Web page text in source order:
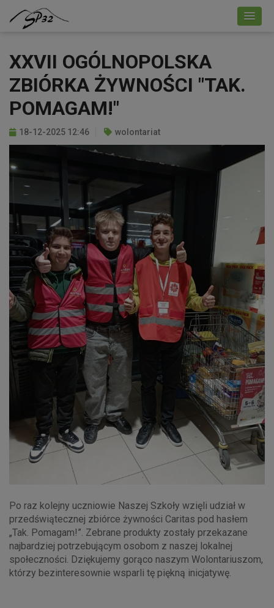
XXVII OGÓLNOPOLSKA
ZBIÓRKA ŻYWNOŚCI "TAK.
POMAGAM!"
18-12-2025 12:46 wolontariat
Po raz kolejny uczniowie Naszej Szkoły wzięli udział w
przedświątecznej zbiórce żywności Caritas pod hasłem
„Tak. Pomagam!”. Zebrane produkty zostały przekazane
najbardziej potrzebującym osobom z naszej lokalnej
społeczności. Dziękujemy gorąco naszym Wolontariuszom,
którzy bezinteresownie wsparli tę piękną inicjatywę.